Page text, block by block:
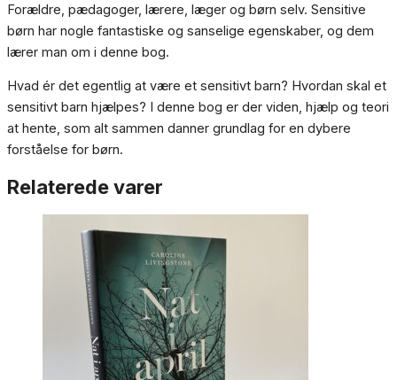
Forældre, pædagoger, lærere, læger og børn selv. Sensitive
børn har nogle fantastiske og sanselige egenskaber, og dem
lærer man om i denne bog.
Hvad ér det egentlig at være et sensitivt barn? Hvordan skal et
sensitivt barn hjælpes? I denne bog er der viden, hjælp og teori
at hente, som alt sammen danner grundlag for en dybere
forståelse for børn.
Relaterede varer